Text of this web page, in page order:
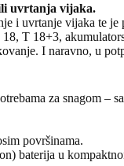
ili uvrtanja vijaka.
i uvrtanje vijaka te
T 18+3,
I naravno, u
za snagom –
površinama.
baterija u